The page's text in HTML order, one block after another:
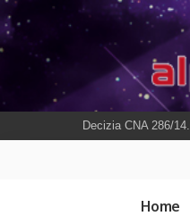
Decizia CNA 286/
Home